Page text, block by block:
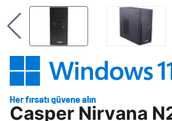
Casper Nirvana